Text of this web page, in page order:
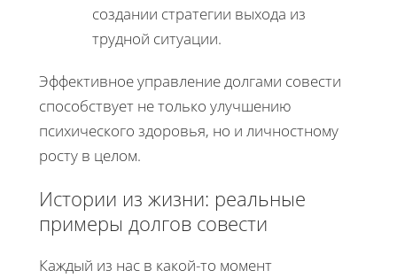
создании стратегии выхода из
трудной ситуации.
Эффективное управление долгами совести
способствует не только улучшению
психического здоровья, но и личностному
росту в целом.
Истории из жизни: реальные
примеры долгов совести
Каждый из нас в какой-то момент